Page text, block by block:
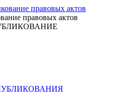
правовых актов